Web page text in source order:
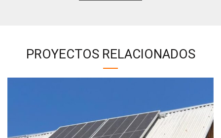
PROYECTOS RELACIONADOS